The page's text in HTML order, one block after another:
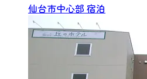
仙台市中心部 宿泊